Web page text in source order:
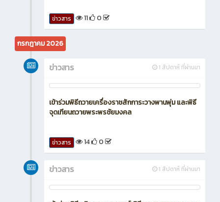
ข่าวสาร 11 0
กรกฎาคม 2026
1 สัปดาห์ ที่ผ่านมา
ข่าวสาร
เข้าร่วมพิธีถวายเครื่องราชสักการะวางพานพุ่ม และพิธี
จุดเทียนถวายพระพรชัยมงคล
ข่าวสาร 14 0
1 สัปดาห์ ที่ผ่านมา
ข่าวสาร